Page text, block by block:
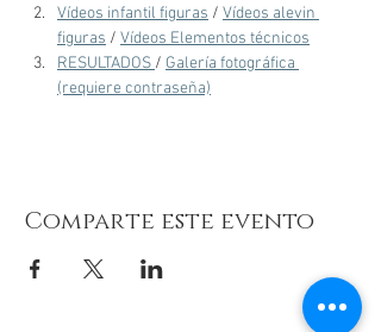
Vídeos infantil figuras / Vídeos alevin
figuras / Vídeos Elementos técnicos
RESULTADOS / Galería fotográfica
(requiere contraseña)
Comparte este evento